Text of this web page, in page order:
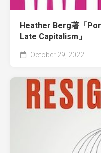
Heather Berg著「
Late Capitalism」
October 29, 2022